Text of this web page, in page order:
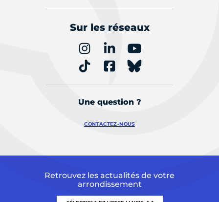
Sur les réseaux
Une question ?
CONTACTEZ-NOUS
Retrouvez les actualités de votre
arrondissement